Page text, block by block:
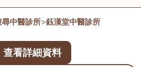
尋中醫診所>鈺漢堂中醫診所
查看詳細資料